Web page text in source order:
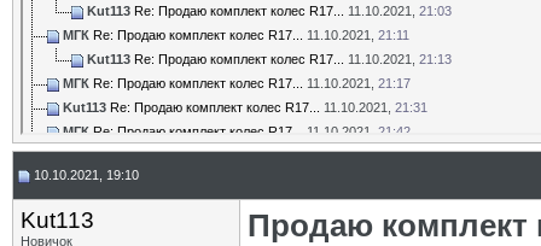
Kut113 Re: Продаю комплект колес R17... 11.10.2021, 21:03
МГК Re: Продаю комплект колес R17... 11.10.2021, 21:11
Kut113 Re: Продаю комплект колес R17... 11.10.2021, 21:13
МГК Re: Продаю комплект колес R17... 11.10.2021, 21:17
Kut113 Re: Продаю комплект колес R17... 11.10.2021, 21:31
МГК Re: Продаю комплект колес R17... 11.10.2021, 21:42
oldman_lbt Re: Продаю комплект колес R17...12.10.2021,14:09
Kut113
МГК Re: Продаю комплект колес R17...12.10.2021,16:12
Kut113
Re: Продаю комплект колес R17...11.10.2021,21:53
10.10.2021, 19:10
Kut113
Новичок
Продаю комплект